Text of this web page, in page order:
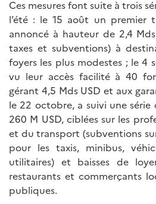
Ces mesures font suite à trois
l’été : le 15 août un premier
annoncé à hauteur de 2,4
taxes et subventions) à
foyers les plus modestes ; le 4
vu leur accès facilité à 40
gérant 4,5 Mds USD et aux
le 22 octobre, a suivi une série
260 M USD, ciblées sur les
et du transport (subventions
pour les taxis, minibus,
utilitaires) et baisses de
restaurants et commerçants
publiques.